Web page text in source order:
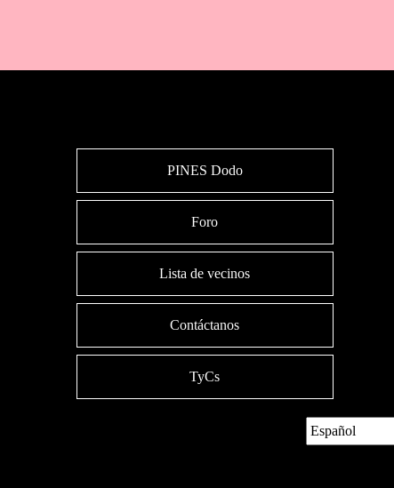
PINES Dodo
Foro
Lista de vecinos
Contáctanos
TyCs